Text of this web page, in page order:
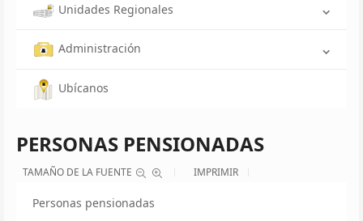
Unidades Regionales
Administración
Ubícanos
PERSONAS PENSIONADAS
TAMAÑO DE LA FUENTE IMPRIMIR
Personas pensionadas